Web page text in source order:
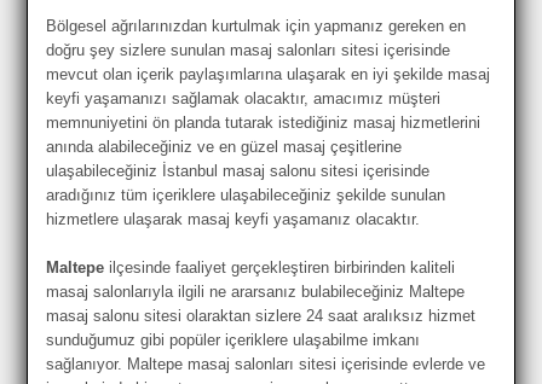
Bölgesel ağrılarınızdan kurtulmak için yapmanız gereken en
doğru şey sizlere sunulan masaj salonları sitesi içerisinde
mevcut olan içerik paylaşımlarına ulaşarak en iyi şekilde masaj
keyfi yaşamanızı sağlamak olacaktır, amacımız müşteri
memnuniyetini ön planda tutarak istediğiniz masaj hizmetlerini
anında alabileceğiniz ve en güzel masaj çeşitlerine
ulaşabileceğiniz İstanbul masaj salonu sitesi içerisinde
aradığınız tüm içeriklere ulaşabileceğiniz şekilde sunulan
hizmetlere ulaşarak masaj keyfi yaşamanız olacaktır.
Maltepe ilçesinde faaliyet gerçekleştiren birbirinden kaliteli
masaj salonlarıyla ilgili ne ararsanız bulabileceğiniz Maltepe
masaj salonu sitesi olaraktan sizlere 24 saat aralıksız hizmet
sunduğumuz gibi popüler içeriklere ulaşabilme imkanı
sağlanıyor. Maltepe masaj salonları sitesi içerisinde evlerde ve